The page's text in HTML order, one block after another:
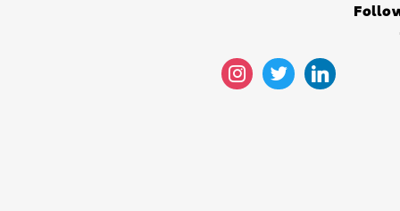
linkedin
twitter
instagram